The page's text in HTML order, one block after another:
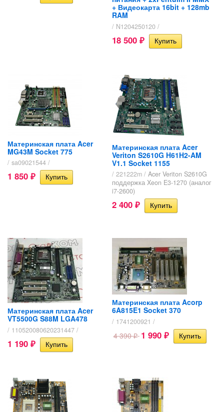
+ Видеокарта 16bit + 128mb
RAM
/ N1204250120 /
18 500 ₽
Материнская плата Acer
MG43M Socket 775
/ sa09021544 /
1 850 ₽
Материнская плата Acer
Veriton S2610G H61H2-AM
V1.1 Socket 1155
/ 221222m / Acer Veriton S2610G
поддержка Xeon E3-1270 (аналог
i7-2600)
2 400 ₽
Материнская плата Acer
VT5500G S88M LGA478
/ 110520080620231447 /
1 190 ₽
Материнская плата Acorp
6A815E1 Socket 370
/ 1741200921 /
4 390₽ 1 990 ₽